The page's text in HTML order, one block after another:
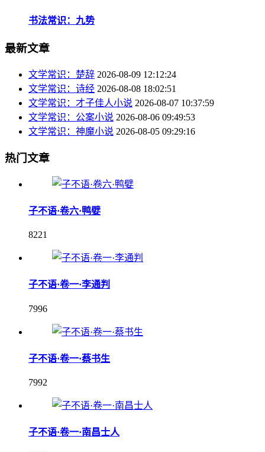
书法常识：九势
最新文章
文学常识：楚辞 2026-08-09 12:12:24
文学常识：诗经 2026-08-08 18:02:51
文学常识：才子佳人小说 2026-08-07 10:37:59
文学常识：公案小说 2026-08-06 09:49:53
文学常识：神魔小说 2026-08-05 09:29:16
热门文章
子不语·卷六·鸭嬖
8221
子不语·卷一·李通判
7996
子不语·卷一·蔡书生
7992
子不语·卷一·南昌士人